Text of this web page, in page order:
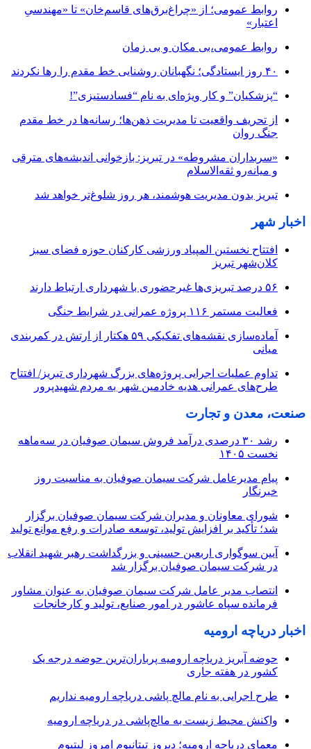
روابط عمومی؛ از «چراغ‌برق‌های قاسم‌خان» تا «مهندسیِ
اعتبار»
روابط عمومی،بی مکان و بی زمان
۴۰ روز ایستادگی؛ نگهبانان روشنایی خط مقدم را رها نکردند
“پزشکیان” و کار ویژه‌ای به نام “فسادستیزی”!
از تحریف واقعیت تا مدیریت ذهن‌ها؛ رسانه‌ها در خط مقدم
جنگ روان
«سربداران مشروطه» در تبریز: بازخوانی اندیشه‌های مترقی
و میانه‌رو ثقه‌الاسلام
تبریز بدون مدیریت هوشمند، هر روز شلوغ‌تر خواهد شد
اخبار شهر
افتتاح نخستین المپیاد ورزشی کارکنان حوزه فضای سبز
کلان‌شهر تبریز
۵۶ درصد تبریزی‌ها غیرحضوری با شهرداری ارتباط دارند
فعالیت مستمر ۱۱۶ پروژه عمرانی در شرایط جنگی
آماده‌سازی نقشه‌های تفکیکی ۵۹ هکتار از ارتش در کمربندی
میانی
تداوم عملیات اجرایی پروژه‌های بزرگ شهرداری تبریز/ افتتاح
طرح‌های عمرانی هدیه خادمین شهر به مردم شهیدپرور
صنعت، معدن و تجارت
رشد ۳۰ درصدی درآمد فروش سیمان صوفیان در سه‌ماهه
نخست ۱۴۰۵
پیام مدیرعامل شرکت سیمان صوفیان به مناسبت روز
خبرنگار
شورای معاونان و مدیران شرکت سیمان صوفیان برگزار
شد؛ تأکید بر افزایش تولید، توسعه صادرات و رفع موانع تولید
آیین سوگواری اربعین حسینی و بزرگداشت رهبر شهید انقلاب
در شرکت سیمان صوفیان برگزار شد
انتصاب مدیر عامل شرکت سیمان صوفیان به عنوان مشاور
فرمانده سپاه عاشور در امور صنایع، تولید و کارخانجات
اخبار دریاچه ارومیه
حوضه آبریز دریاچه ارومیه پرباران‌ترین حوضه‌ درجه یک
کشور در هفته جاری
طرح اجرایی به نام مالچ پاشی دریاچه ارومیه نداریم
واکنش محیط زیست به مالچ‌پاشی در دریاچه ارومیه
معمای دریاچه ارومیه؛ دیروز تیتانیوم امروز لیتیوم